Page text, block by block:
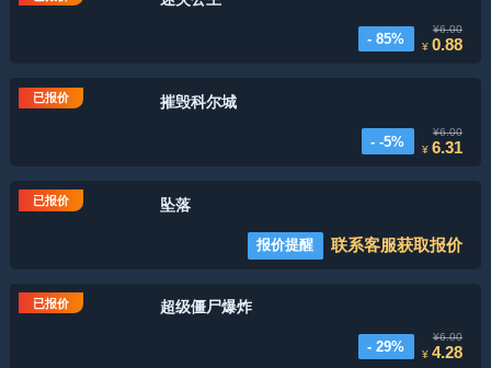
- 85%
¥6.00
¥0.88
已报价 摧毁科尔城
- -5%
¥6.00
¥6.31
已报价 坠落
报价提醒 联系客服获取报价
已报价 超级僵尸爆炸
- 29%
¥6.00
¥4.28